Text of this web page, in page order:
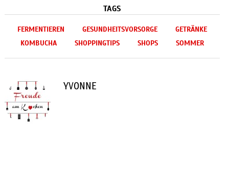
TAGS
FERMENTIEREN GESUNDHEITSVORSORGE
GETRÄNKE
KOMBUCHA
SHOPPINGTIPS SHOPS SOMMER
YVONNE